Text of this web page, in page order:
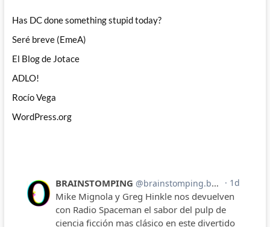
Has DC done something stupid today?
Seré breve (EmeA)
El Blog de Jotace
ADLO!
Rocío Vega
WordPress.org